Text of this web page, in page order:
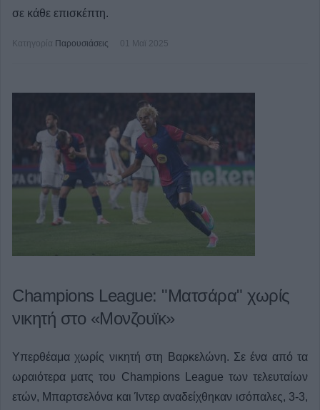
σε κάθε επισκέπτη.
Κατηγορία Παρουσιάσεις 01 Μαϊ 2025
Champions League: "Ματσάρα" χωρίς
νικητή στο «Μονζουϊκ»
Υπερθέαμα χωρίς νικητή στη Βαρκελώνη. Σε ένα από τα
ωραιότερα ματς του Champions League των τελευταίων
ετών, Μπαρτσελόνα και Ίντερ αναδείχθηκαν ισόπαλες, 3-3,